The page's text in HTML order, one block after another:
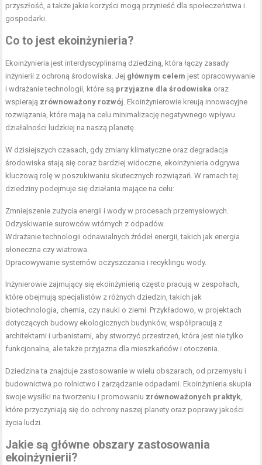
przyszłość, a także jakie korzyści mogą przynieść dla społeczeństwa i
gospodarki.
Co to jest ekoinżynieria?
Ekoinżynieria jest interdyscyplinarną dziedziną, która łączy zasady
inżynierii z ochroną środowiska. Jej głównym celem jest opracowywanie
i wdrażanie technologii, które są przyjazne dla środowiska oraz
wspierają zrównoważony rozwój . Ekoinżynierowie kreują innowacyjne
rozwiązania, które mają na celu minimalizację negatywnego wpływu
działalności ludzkiej na naszą planetę.
W dzisiejszych czasach, gdy zmiany klimatyczne oraz degradacja
środowiska stają się coraz bardziej widoczne, ekoinżynieria odgrywa
kluczową rolę w poszukiwaniu skutecznych rozwiązań. W ramach tej
dziedziny podejmuje się działania mające na celu:
Zmniejszenie zużycia energii i wody w procesach przemysłowych.
Odzyskiwanie surowców wtórnych z odpadów.
Wdrażanie technologii odnawialnych źródeł energii, takich jak energia
słoneczna czy wiatrowa.
Opracowywanie systemów oczyszczania i recyklingu wody.
Inżynierowie zajmujący się ekoinżynierią często pracują w zespołach,
które obejmują specjalistów z różnych dziedzin, takich jak
biotechnologia, chemia, czy nauki o ziemi. Przykładowo, w projektach
dotyczących budowy ekologicznych budynków, współpracują z
architektami i urbanistami, aby stworzyć przestrzeń, która jest nie tylko
funkcjonalna, ale także przyjazna dla mieszkańców i otoczenia.
Dziedzina ta znajduje zastosowanie w wielu obszarach, od przemysłu i
budownictwa po rolnictwo i zarządzanie odpadami. Ekoinżynieria skupia
swoje wysiłki na tworzeniu i promowaniu zrównoważonych praktyk
które przyczyniają się do ochrony naszej planety oraz poprawy jakości
życia ludzi.
Jakie są główne obszary zastosowania
ekoinżynierii?